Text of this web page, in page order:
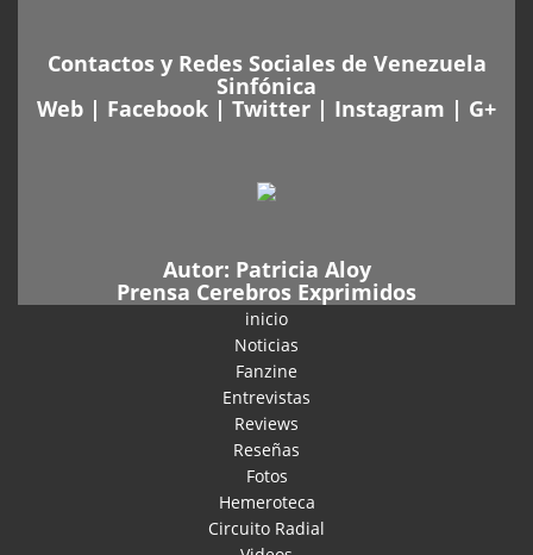
Contactos y Redes Sociales de Venezuela
Sinfónica
Web | Facebook | Twitter | Instagram | G+
Autor: Patricia Aloy
Prensa Cerebros Exprimidos
inicio
Noticias
Fanzine
Entrevistas
Reviews
Reseñas
Fotos
Hemeroteca
Circuito Radial